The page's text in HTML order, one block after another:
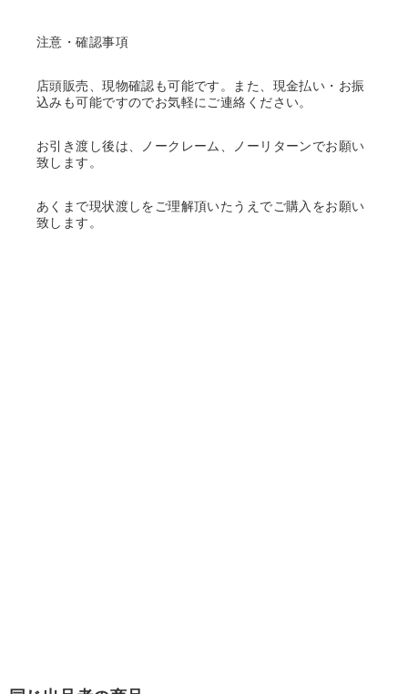
注意・確認事項
店頭販売、現物確認も可能です。また、現金払い・お振
込みも可能ですのでお気軽にご連絡ください。
お引き渡し後は、ノークレーム、ノーリターンでお願い
致します。
あくまで現状渡しをご理解頂いたうえでご購入をお願い
致します。